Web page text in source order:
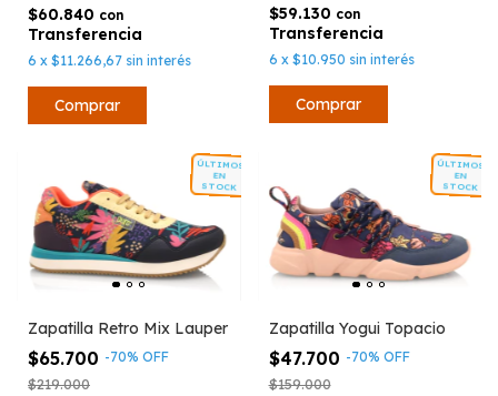
$60.840 con
6 x $11.266,67 sin interés
Comprar
$59.130 con
6 x $10.950 sin interés
Comprar
ÚLTIMOS
EN
STOCK
Zapatilla Retro Mix Lauper
$65.700 -70% OFF
$219.000
ÚLTIMOS
EN
STOCK
Zapatilla Yogui Topacio
$47.700 -70% OFF
$159.000